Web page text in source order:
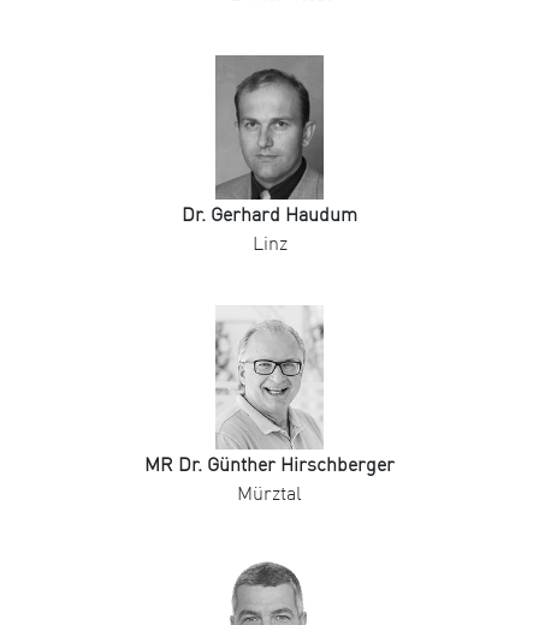
Dr. Gerhard Haudum
Linz
MR Dr. Günther Hirschberger
Mürztal